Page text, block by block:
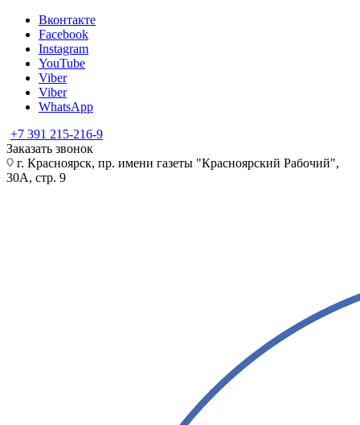
Вконтакте
Facebook
Instagram
YouTube
Viber
Viber
WhatsApp
+7 391 215-216-9
Заказать звонок
г. Красноярск, пр. имени газеты "Красноярский Рабочий",
30А, стр. 9